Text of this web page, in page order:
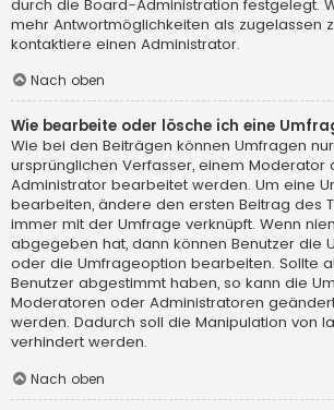
durch die Board-Administration festgelegt.
mehr Antwortmöglichkeiten als zugelassen
kontaktiere einen Administrator.
Nach oben
Wie bearbeite oder lösche ich eine
Wie bei den Beiträgen können Umfragen
ursprünglichen Verfasser, einem Moderator
Administrator bearbeitet werden. Um eine
bearbeiten, ändere den ersten Beitrag des
immer mit der Umfrage verknüpft. Wenn
abgegeben hat, dann können Benutzer die
oder die Umfrageoption bearbeiten. Sollte
Benutzer abgestimmt haben, so kann die
Moderatoren oder Administratoren
werden. Dadurch soll die Manipulation von
verhindert werden.
Nach oben